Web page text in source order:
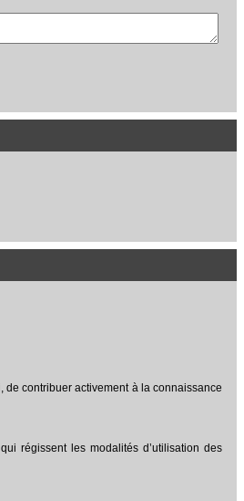
de contribuer activement à la connaissance
régissent les modalités d’utilisation des